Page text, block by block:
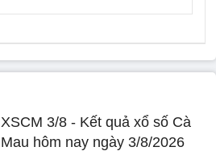
XSCM 3/8 - Kết quả xổ số Cà
Mau hôm nay ngày 3/8/2026